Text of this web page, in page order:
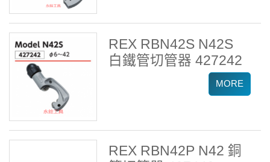
REX RBN42S N42S
白鐵管切管器 427242
REX RBN42P N42 銅